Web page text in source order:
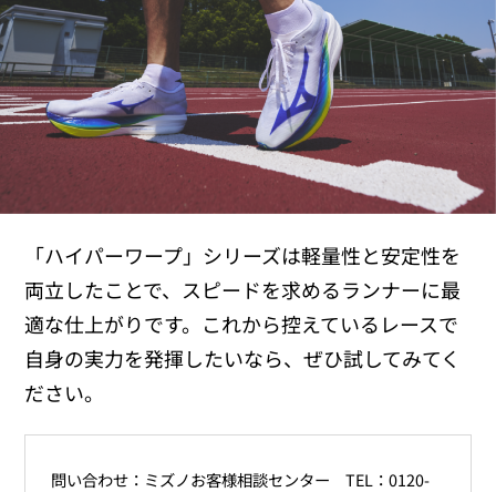
「ハイパーワープ」シリーズは軽量性と安定性を
両立したことで、スピードを求めるランナーに最
適な仕上がりです。これから控えているレースで
自身の実力を発揮したいなら、ぜひ試してみてく
ださい。
問い合わせ：ミズノお客様相談センター TEL：0120-